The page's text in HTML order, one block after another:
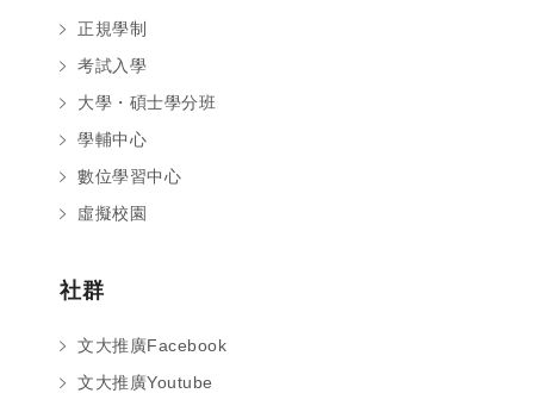
正規學制
考試入學
大學・碩士學分班
學輔中心
數位學習中心
虛擬校園
社群
文大推廣Facebook
文大推廣Youtube